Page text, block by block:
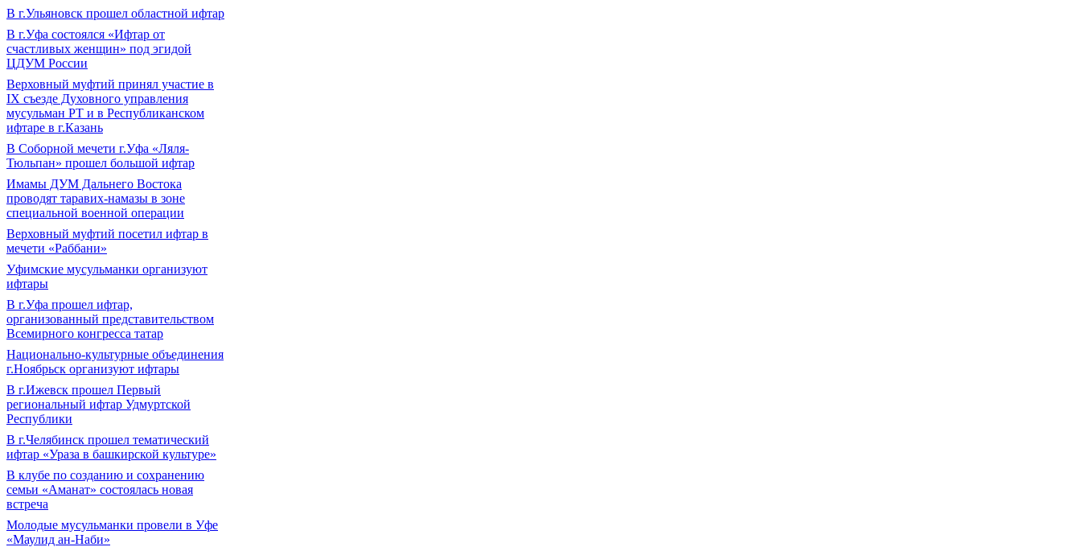
В г.Ульяновск прошел областной ифтар
В г.Уфа состоялся «Ифтар от
счастливых женщин» под эгидой
ЦДУМ России
Верховный муфтий принял участие в
IХ съезде Духовного управления
мусульман РТ и в Республиканском
ифтаре в г.Казань
В Соборной мечети г.Уфа «Ляля-
Тюльпан» прошел большой ифтар
Имамы ДУМ Дальнего Востока
проводят таравих-намазы в зоне
специальной военной операции
Верховный муфтий посетил ифтар в
мечети «Раббани»
Уфимские мусульманки организуют
ифтары
В г.Уфа прошел ифтар,
организованный представительством
Всемирного конгресса татар
Национально-культурные объединения
г.Ноябрьск организуют ифтары
В г.Ижевск прошел Первый
региональный ифтар Удмуртской
Республики
В г.Челябинск прошел тематический
ифтар «Ураза в башкирской культуре»
В клубе по созданию и сохранению
семьи «Аманат» состоялась новая
встреча
Молодые мусульманки провели в Уфе
«Маулид ан-Наби»